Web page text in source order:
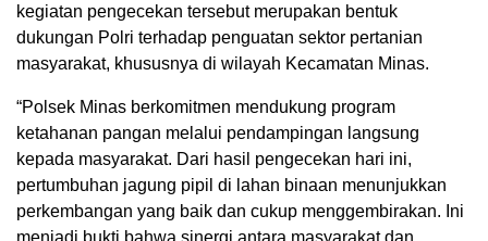
kegiatan pengecekan tersebut merupakan bentuk
dukungan Polri terhadap penguatan sektor pertanian
masyarakat, khususnya di wilayah Kecamatan Minas.
“Polsek Minas berkomitmen mendukung program
ketahanan pangan melalui pendampingan langsung
kepada masyarakat. Dari hasil pengecekan hari ini,
pertumbuhan jagung pipil di lahan binaan menunjukkan
perkembangan yang baik dan cukup menggembirakan. Ini
menjadi bukti bahwa sinergi antara masyarakat dan